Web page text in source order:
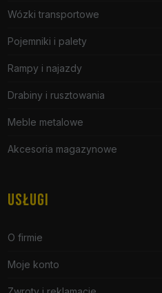
Wózki transportowe
Pojemniki i palety
Rampy i najazdy
Drabiny i rusztowania
Meble metalowe
Akcesoria magazynowe
USŁUGI
O firmie
Moje konto